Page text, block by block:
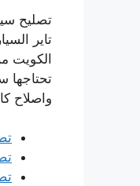
تصليح
تاير
الكويت
تحتاجها
واصلاح